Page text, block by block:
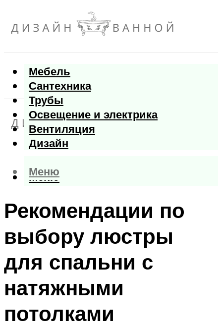
Мебель
Сантехника
Трубы
Освещение и электрика
Вентиляция
Дизайн
Меню
Меню
Рекомендации по
выбору люстры
для спальни с
натяжными
потолками